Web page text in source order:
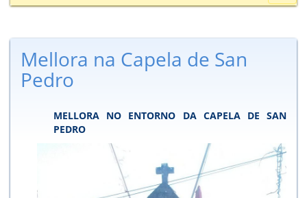
Mellora na Capela de San
Pedro
MELLORA NO ENTORNO DA CAPELA DE SAN
PEDRO